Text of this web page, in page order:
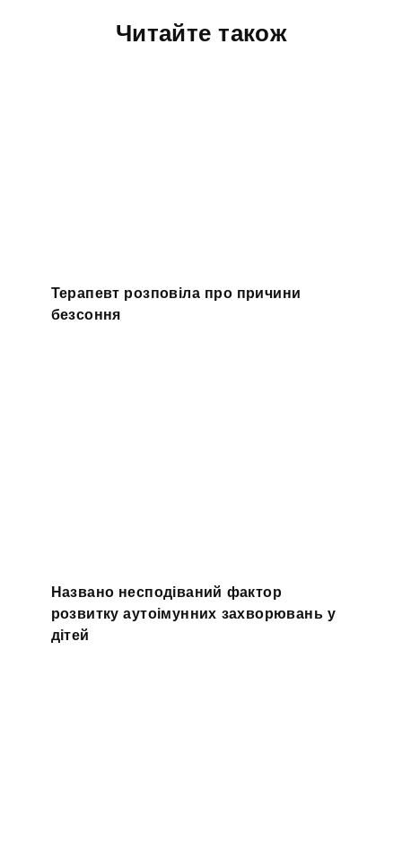
Читайте також
Терапевт розповіла про причини
безсоння
Названо несподіваний фактор
розвитку аутоімунних захворювань у
дітей